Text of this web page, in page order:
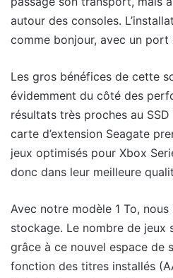
autour des consoles.
comme bonjour, avec un port
Les gros bénéfices de cette
évidemment du côté des
résultats très proches au
carte d’extension Seagate
jeux optimisés pour Xbox
donc dans leur meilleure
Avec notre modèle 1 To,
stockage. Le nombre de jeux
grâce à ce nouvel espace de
fonction des titres installés